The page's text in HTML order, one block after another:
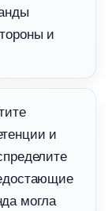
и
и
могла